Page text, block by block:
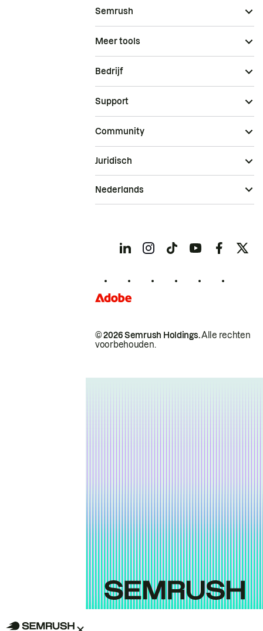
Semrush
Meer tools
Bedrijf
Support
Community
© 2026 Semrush Holdings.Alle rechten
voorbehouden.
Juridisch
Nederlands